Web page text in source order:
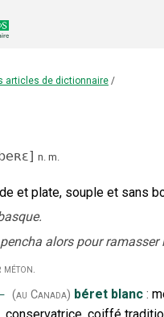
articles de dictionnaire /
] n. m.
et plate, souple et sans
alors pour
méton.
(au Canada) béret blanc :
conservatrice, coiffé